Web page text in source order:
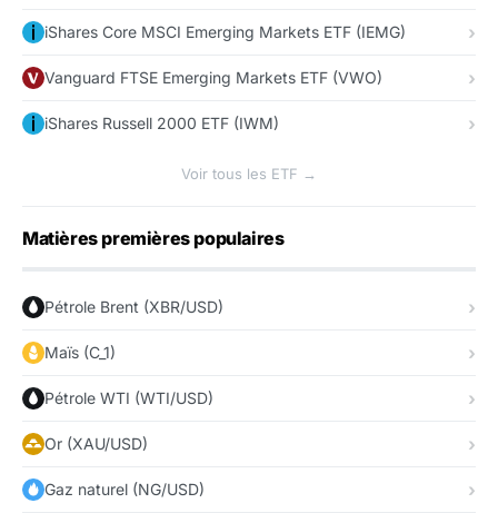
iShares Core MSCI Emerging Markets ETF (IEMG)
Vanguard FTSE Emerging Markets ETF (VWO)
iShares Russell 2000 ETF (IWM)
Voir tous les ETF →
Matières premières populaires
Pétrole Brent (XBR/USD)
Maïs (C_1)
Pétrole WTI (WTI/USD)
Or (XAU/USD)
Gaz naturel (NG/USD)